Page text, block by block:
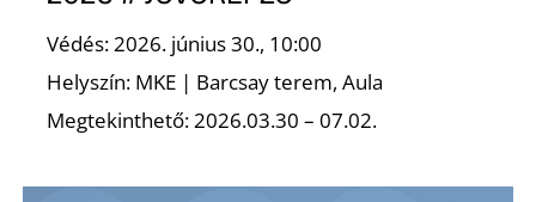
Védés: 2026. június 30., 10:00
Helyszín: MKE | Barcsay terem, Aula
Megtekinthető: 2026.03.30 – 07.02.